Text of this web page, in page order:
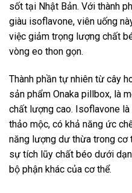
sốt tại Nhật Bản. Với thành
giàu isoflavone, viên uống
việc giảm trọng lượng chất
vòng eo thon gọn.
Thành phần tự nhiên từ cây
sản phẩm Onaka pillbox, là
chất lượng cao. Isoflavone
thảo mộc, có khả năng ức
năng lượng dư thừa trong cơ
sự tích lũy chất béo dưới
bộ phận khác của cơ thể.